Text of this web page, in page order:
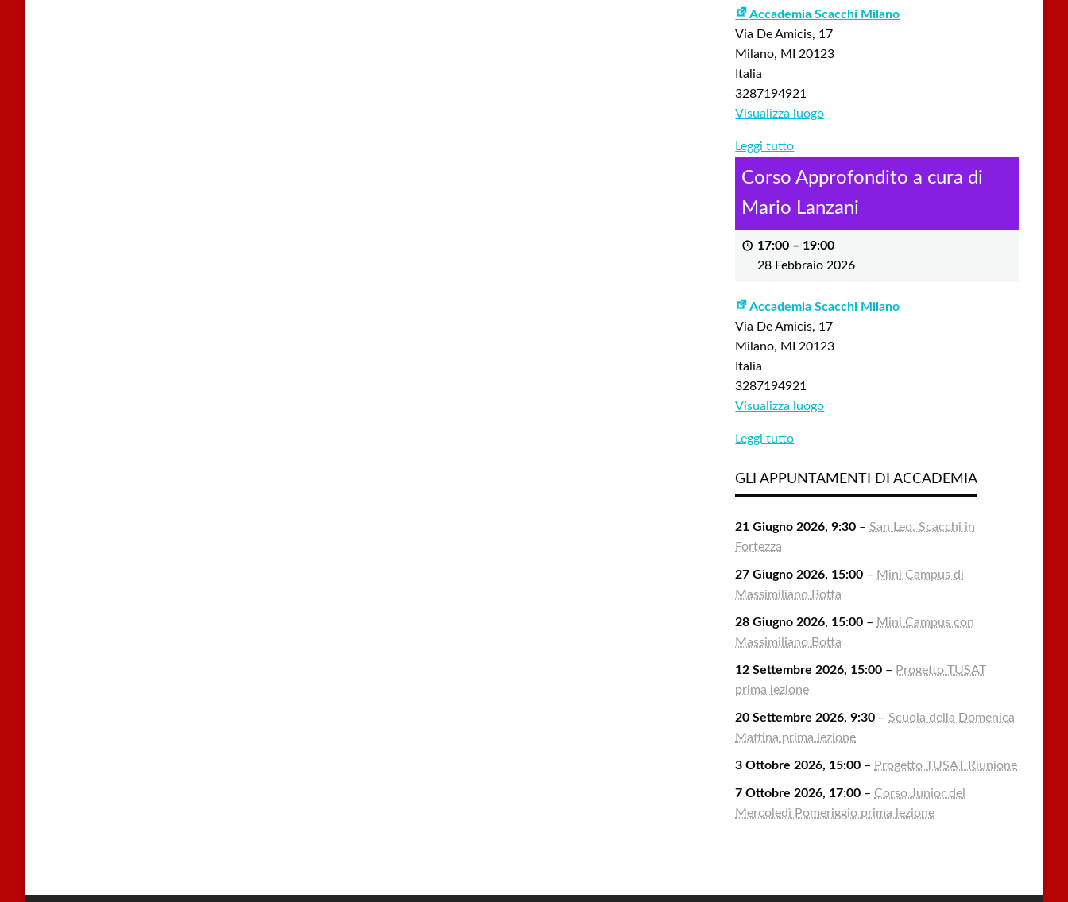
Accademia Scacchi Milano
Via De Amicis, 17
Milano, MI
20123
Italia
3287194921
Visualizza luogo
Leggi tutto
Corso Approfondito a cura di
Mario Lanzani
17:00 – 19:00
28 Febbraio 2026
Accademia Scacchi Milano
Via De Amicis, 17
Milano, MI
20123
Italia
3287194921
Visualizza luogo
Leggi tutto
GLI APPUNTAMENTI DI ACCADEMIA
21 Giugno 2026, 9:30 –San Leo, Scacchi in
Fortezza
27 Giugno 2026, 15:00 – Mini Campus di
Massimiliano Botta
28 Giugno 2026, 15:00 – Mini Campus con
Massimiliano Botta
12 Settembre 2026, 15:00 – Progetto TUSAT
prima lezione
20 Settembre 2026, 9:30 –Scuola della Domenica
Mattina prima lezione
3 Ottobre 2026, 15:00 – Progetto TUSAT Riunione
7 Ottobre 2026, 17:00 – Corso Junior del
Mercoledì Pomeriggio prima lezione